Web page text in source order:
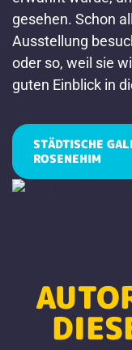
gesehen. Schon
Ausstellung
oder so, weil sie
guten Einblick in
STÄDTISCHE
ROSENEHIM